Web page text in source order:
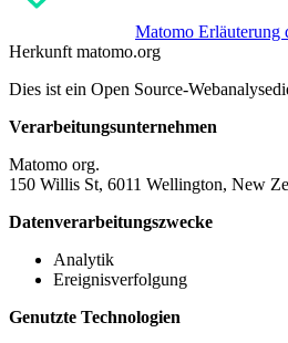
Matomo Erläuterung
Herkunft matomo.org
Dies ist ein Open Source-
Verarbeitungsunternehmen
Matomo org.
150 Willis St, 6011 Wellington, New
Datenverarbeitungszwecke
Analytik
Ereignisverfolgung
Genutzte Technologien